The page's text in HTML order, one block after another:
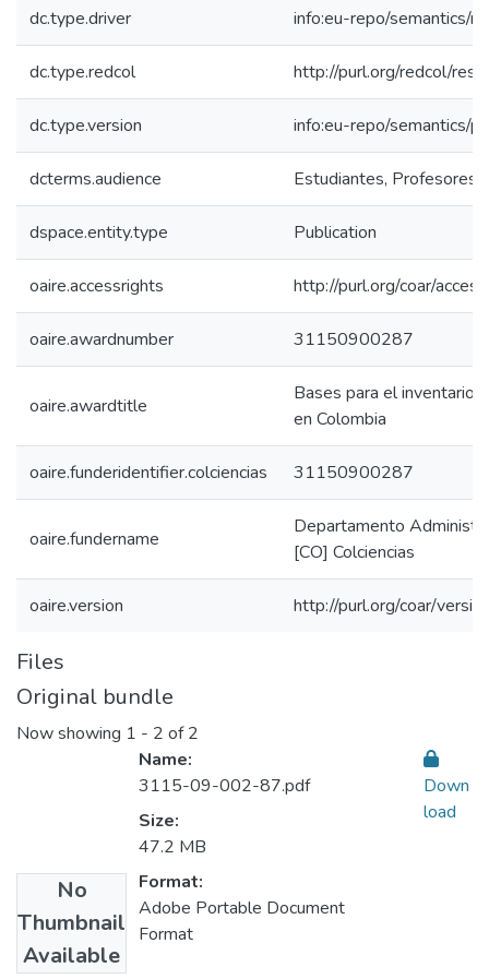
dc.type.driver info:eu-repo/semantics/
dc.type.redcol http://purl.org/redcol/
dc.type.version info:eu-repo/semantics/
dcterms.audience Estudiantes, Profesores,
dspace.entity.type Publication
oaire.accessrights http://purl.org/coar/
oaire.awardnumber 31150900287
oaire.awardtitle
Bases para el inventario
en Colombia
oaire.funderidentifier.colciencias 31150900287
oaire.fundername
Departamento
[CO] Colciencias
oaire.version http://purl.org/coar/
Files
Original bundle
Now showing 1 - 2 of 2
No
Thumbnail
Available
Name:
3115-09-002-87.pdf
Size:
47.2 MB
Format:
Adobe Portable Document
Format
Down
load